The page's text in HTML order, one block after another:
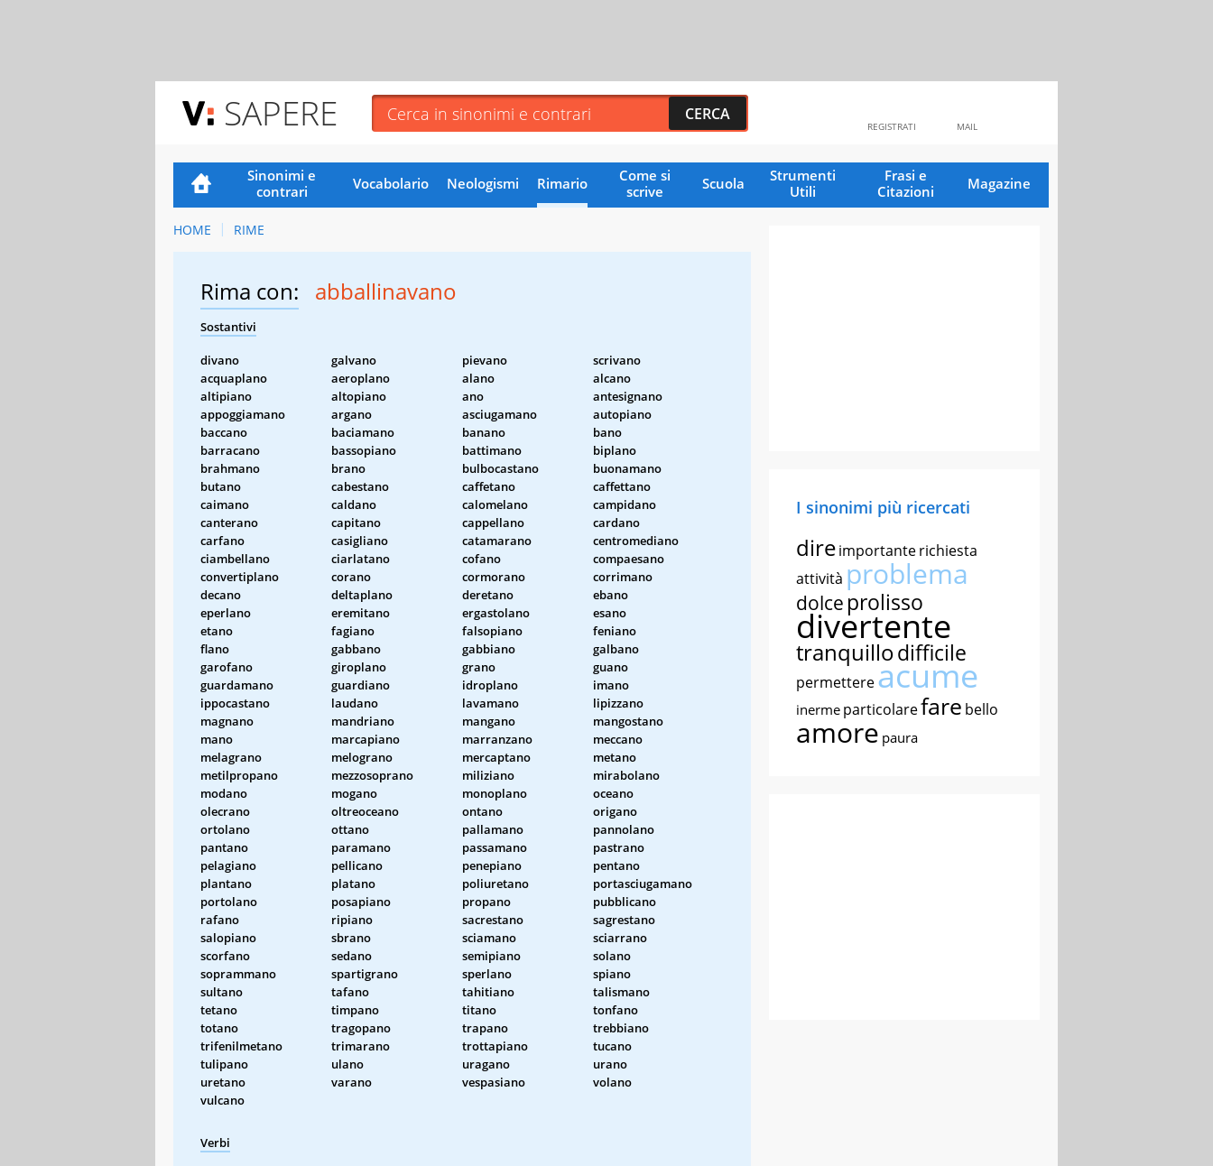
SAPERE MAIL
REGISTRATI
Sinonimi e
contrari
Vocabolario Neologismi Rimario
Come si
scrive
Scuola
Strumenti
Utili
Frasi e
Citazioni
Magazine
HOME RIME
Rima con: abballinavano
Sostantivi
divano galvano pievano
scrivano
acquaplano
aeroplano alano
alcano
altipiano
altopiano ano
antesignano
appoggiamano
argano asciugamano
autopiano
baccano
baciamano banano
bano
barracano
bassopiano battimano
biplano
brahmano
brano bulbocastano
buonamano
butano
cabestano caffetano
caffettano
caimano
caldano calomelano
campidano
canterano
capitano cappellano
cardano
carfano
casigliano catamarano
centromediano
ciambellano
ciarlatano cofano
compaesano
convertiplano
corano cormorano
corrimano
decano
deltaplano deretano
ebano
eperlano
eremitano ergastolano
esano
etano
fagiano falsopiano
feniano
flano
gabbano gabbiano
galbano
garofano
giroplano grano
guano
guardamano
guardiano idroplano
imano
ippocastano
laudano lavamano
lipizzano
magnano
mandriano mangano
mangostano
mano
marcapiano marranzano
meccano
melagrano
melograno mercaptano
metano
metilpropano
mezzosoprano miliziano
mirabolano
modano
mogano monoplano
oceano
olecrano
oltreoceano ontano
origano
ortolano
ottano pallamano
pannolano
pantano
paramano passamano
pastrano
pelagiano
pellicano penepiano
pentano
plantano
platano poliuretano
portasciugamano
portolano
posapiano propano
pubblicano
rafano
ripiano sacrestano
sagrestano
salopiano
sbrano sciamano
sciarrano
scorfano
sedano semipiano
solano
soprammano
spartigrano sperlano
spiano
sultano
tafano tahitiano
talismano
tetano
timpano titano
tonfano
totano
tragopano trapano
trebbiano
trifenilmetano
trimarano trottapiano
tucano
tulipano
ulano uragano
urano
uretano
varano vespasiano
volano
vulcano
Verbi
I sinonimi più ricercati
direimportanterichiesta
attività problema
dolce prolisso
divertente
tranquillodifficile
permettereacume
inerme particolarefare bello
amore paura